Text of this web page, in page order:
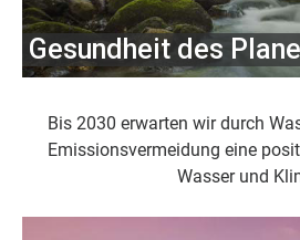
Gesundheit des
Bis 2030 erwarten wir durch
Emissionsvermeidung eine
Wasser und